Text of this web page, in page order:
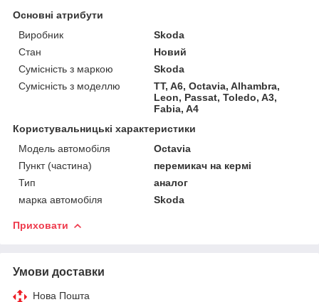
Основні атрибути
Виробник
Skoda
Стан
Новий
Сумісність з маркою
Skoda
Сумісність з моделлю
TT, A6, Octavia, Alhambra,
Leon, Passat, Toledo, A3,
Fabia, A4
Користувальницькі характеристики
Модель автомобіля
Octavia
Пункт (частина)
перемикач на кермі
Тип
аналог
марка автомобіля
Skoda
Приховати
Умови доставки
Нова Пошта